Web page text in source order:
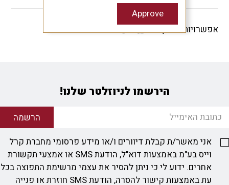
אפשרויות שיתוף -
הירשמו לניוזלטר שלנו!
הרשמה
אני מאשר/ת קבלת דיוורים ו/או מידע פרסומי מחברת קרל
וייס בע"מ באמצעות דוא"ל, הודעת SMS או אמצעי תקשורת
אחרים. ידוע לי כי ניתן להסיר את עצמי מרשימת התפוצה בכל
עת באמצעות קישור להסרה, הודעת SMS חוזרת או פנייה
Approve